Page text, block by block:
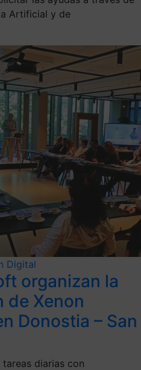
Artificial y de
Digital
organizan la
de Xenon
Donostia – San
diarias con